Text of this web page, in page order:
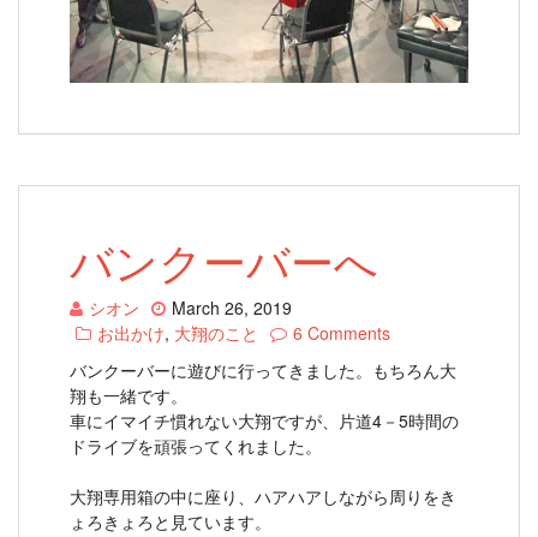
バンクーバーへ
シオン
March 26, 2019
お出かけ, 大翔のこと
6 Comments
バンクーバーに遊びに行ってきました。もちろん大
翔も一緒です。
車にイマイチ慣れない大翔ですが、片道4－5時間の
ドライブを頑張ってくれました。
大翔専用箱の中に座り、ハアハアしながら周りをき
ょろきょろと見ています。